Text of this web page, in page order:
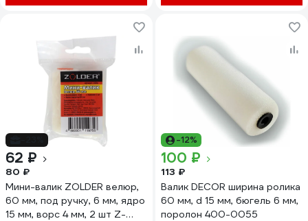
62 ₽
80 ₽
Мини-валик ZOLDER велюр,
60 мм, под ручку, 6 мм, ядро
15 мм, ворс 4 мм, 2 шт Z-
-12%
100 ₽
113 ₽
Валик DECOR ширина ролика
60 мм, d 15 мм, бюгель 6 мм,
поролон 400-0055